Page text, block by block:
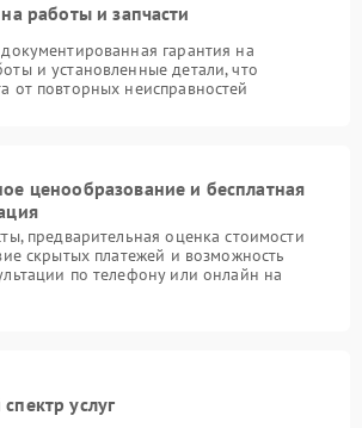
работы и запчасти
гарантия на
и установленные детали, что
от повторных неисправностей
ценообразование и бесплатная
предварительная оценка стоимости
скрытых платежей и возможность
по телефону или онлайн на
услуг